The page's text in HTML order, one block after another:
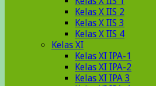
Kelas X IIS 2
Kelas X IIS 3
Kelas X IIS 4
Kelas XI
Kelas XI IPA-1
Kelas XI IPA-2
Kelas XI IPA 3